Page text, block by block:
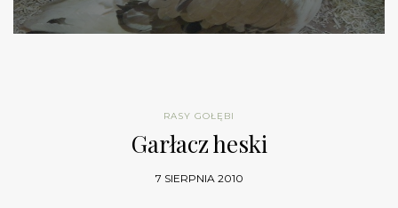
RASY GOŁĘBI
Garłacz heski
7 SIERPNIA 2010